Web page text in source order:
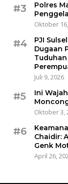
#3
Polres
Oktober
#4
PJI
Dugaan
Juli 9, 2026
#5
Ini
Oktober 3,
#6
Chaidir:
Genk
April 26,